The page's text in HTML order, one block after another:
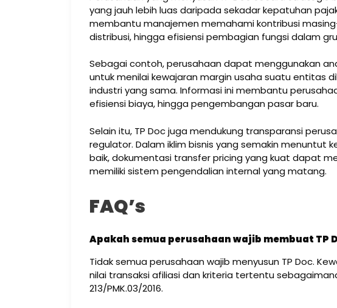
yang jauh lebih luas daripada sekadar kepatuhan
membantu manajemen memahami kontribusi
distribusi, hingga efisiensi pembagian fungsi dalam
Sebagai contoh, perusahaan dapat menggunakan
untuk menilai kewajaran margin usaha suatu entitas
industri yang sama. Informasi ini membantu
efisiensi biaya, hingga pengembangan pasar baru.
Selain itu, TP Doc juga mendukung transparansi
regulator. Dalam iklim bisnis yang semakin menuntut
baik, dokumentasi transfer pricing yang kuat dapat
memiliki sistem pengendalian internal yang matang.
FAQ’s
Apakah semua perusahaan wajib membuat TP
Tidak semua perusahaan wajib menyusun TP Doc.
nilai transaksi afiliasi dan kriteria tertentu
213/PMK.03/2016.